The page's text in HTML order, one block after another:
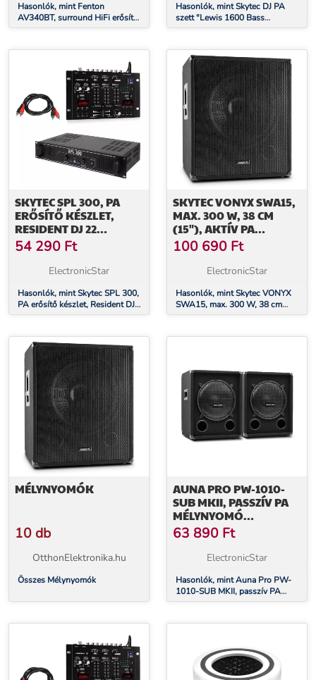
Hasonlók, mint Fenton
AV340BT, surround HiFi erősítő,
510 W RMS (2 x 180 W 8 Ohm-
Hasonlók, mint Skytec DJ PA
szett "Lewis 1600 Bass
Hurricane", 45 cm-es, 1600 W
SKYTEC SPL 300, PA
ERŐSÍTŐ KÉSZLET,
RESIDENT DJ 22
BLUETOOTH
KEVERŐPULT
54 290 Ft
ElectronicStar
Hasonlók, mint Skytec SPL 300,
PA erősítő készlet, Resident DJ
22 Bluetooth keverőpult
SKYTEC VONYX SWA15,
MAX. 300 W, 38 CM
(15"), AKTÍV PA
SUBWOOFER
100 690 Ft
ElectronicStar
Hasonlók, mint Skytec VONYX
SWA15, max. 300 W, 38 cm
(15"), aktív PA subwoofer
MÉLYNYOMÓK
10 db
OtthonElektronika.hu
Összes Mélynyomók
AUNA PRO PW-1010-
SUB MKII, PASSZÍV PA
MÉLYNYOMÓ
HANGFALPÁR, 10" (25,4
CM) SUBWOOFER, 300
63 890 Ft
ElectronicStar
Hasonlók, mint Auna Pro PW-
1010-SUB MKII, passzív PA
mélynyomó hangfalpár, 10"